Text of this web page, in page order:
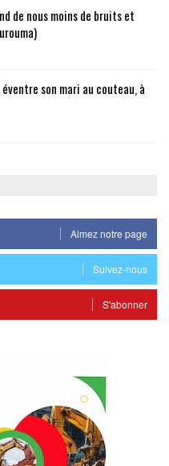
de nous moins de bruits et
son mari au couteau, à
Aimez notre page
Suivez-nous
S'abonner